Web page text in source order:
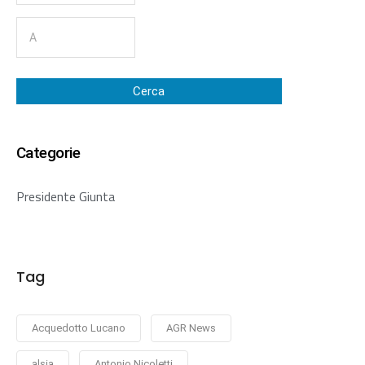
Cerca
Categorie
Presidente Giunta
Tag
Acquedotto Lucano AGR News